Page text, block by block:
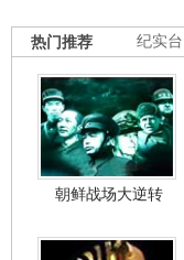
纪实台
热门推荐
朝鲜战场大逆转